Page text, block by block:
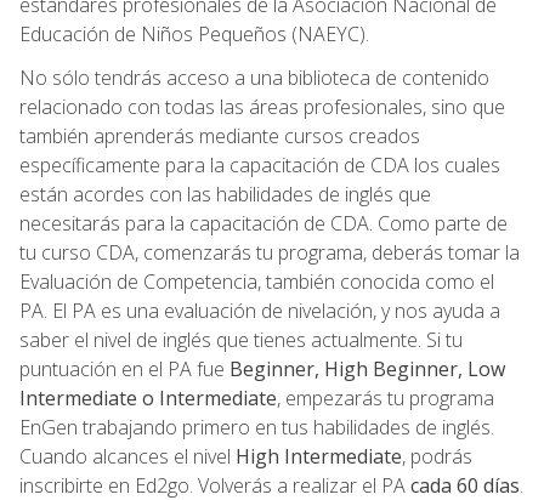
Educación de Niños Pequeños (NAEYC).
No sólo tendrás acceso a una biblioteca de contenido
relacionado con todas las áreas profesionales, sino que
también aprenderás mediante cursos creados
específicamente para la capacitación de CDA los cuales
están acordes con las habilidades de inglés que
necesitarás para la capacitación de CDA. Como parte de
tu curso CDA, comenzarás tu programa, deberás tomar la
Evaluación de Competencia, también conocida como el
PA. El PA es una evaluación de nivelación, y nos ayuda a
saber el nivel de inglés que tienes actualmente. Si tu
puntuación en el PA fue Beginner, High Beginner, Low
Intermediate o Intermediate, empezarás tu programa
EnGen trabajando primero en tus habilidades de inglés.
Cuando alcances el nivel High Intermediate, podrás
inscribirte en Ed2go. Volverás a realizar el PAcada 60 días.